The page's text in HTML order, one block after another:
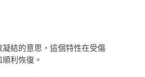
結的意思，這個特性在受傷
利恢復。